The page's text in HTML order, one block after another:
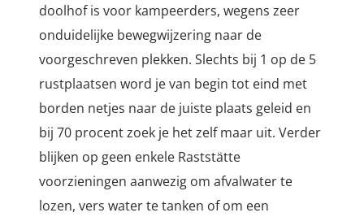
doolhof is voor kampeerders, wegens zeer
onduidelijke bewegwijzering naar de
voorgeschreven plekken. Slechts bij 1 op de 5
rustplaatsen word je van begin tot eind met
borden netjes naar de juiste plaats geleid en
bij 70 procent zoek je het zelf maar uit. Verder
blijken op geen enkele Raststätte
voorzieningen aanwezig om afvalwater te
lozen, vers water te tanken of om een